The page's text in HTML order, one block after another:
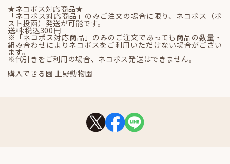
★ネコポス対応商品★
「ネコポス対応商品」のみご注文の場合に限り、ネコポス（ポ
スト投函）発送が可能です。
送料:税込300円
※「ネコポス対応商品」のみのご注文であっても商品の数量・
組み合わせによりネコポスをご利用いただけない場合がござい
ます。
※代引きをご利用の場合、ネコポス発送はできません。
購入できる園 上野動物園